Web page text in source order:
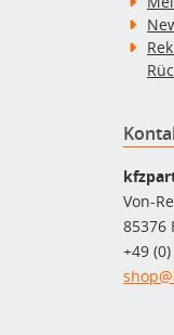
Von-
85376
+49